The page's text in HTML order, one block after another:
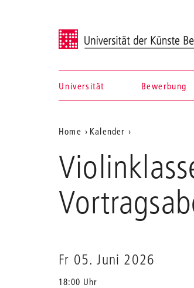
Universität der Künste Berlin
Navigation
Suche
Universität Bewerbung
Aktuelle
Position
auf
der
Webseite
Home
Kalender
Prof.
Latica
Honda-
Fr 05. Juni 2026
18:00 Uhr